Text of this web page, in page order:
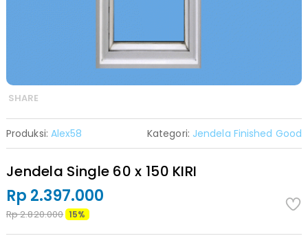
SHARE
Produksi: Alex58 Kategori: Jendela Finished Good
Jendela Single 60 x 150 KIRI
Rp 2.397.000
Rp 2.820.000 15%